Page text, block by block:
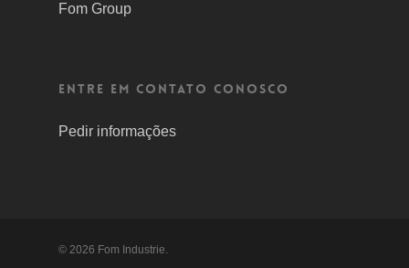
Fom Group
Entre em contato conosco
Pedir informações
© 2026 Fom Industrie.